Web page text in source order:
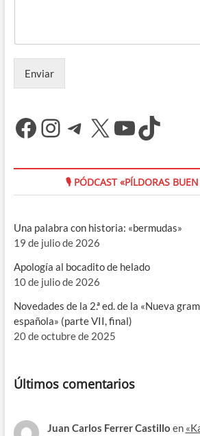
Enviar
Facebook
Instagram
Telegram
X YouTube
TikTok
🎙 PÓDCAST «PÍLDORAS
Una palabra con historia: «bermudas»
19 de julio de 2026
Apología al bocadito de helado
10 de julio de 2026
Novedades de la 2.ª ed. de la «Nueva
española» (parte VII, final)
20 de octubre de 2025
Últimos comentarios
Juan Carlos Ferrer Castillo en